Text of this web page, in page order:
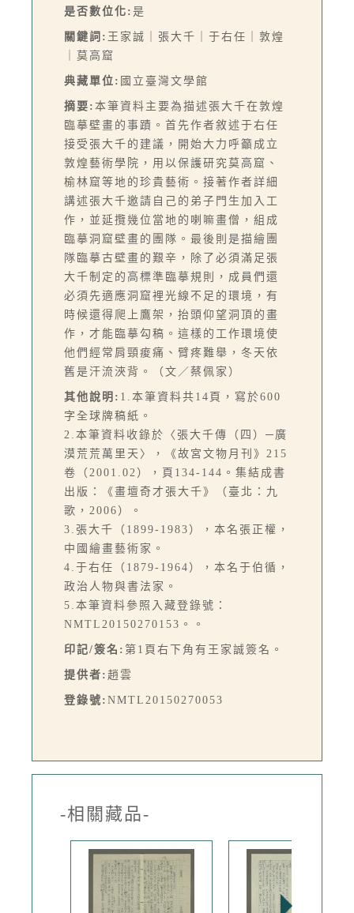
是否數位化: 是
關鍵詞: 王家誠｜張大千｜于右任｜敦煌
｜莫高窟
典藏單位: 國立臺灣文學館
摘要: 本筆資料主要為描述張大千在敦煌
臨摹壁畫的事蹟。首先作者敘述于右任
接受張大千的建議，開始大力呼籲成立
敦煌藝術學院，用以保護研究莫高窟、
榆林窟等地的珍貴藝術。接著作者詳細
講述張大千邀請自己的弟子門生加入工
作，並延攬幾位當地的喇嘛畫僧，組成
臨摹洞窟壁畫的團隊。最後則是描繪團
隊臨摹古壁畫的艱辛，除了必須滿足張
大千制定的高標準臨摹規則，成員們還
必須先適應洞窟裡光線不足的環境，有
時候還得爬上鷹架，抬頭仰望洞頂的畫
作，才能臨摹勾稿。這樣的工作環境使
他們經常肩頸痠痛、臂疼難舉，冬天依
舊是汗流浹背。（文／蔡佩家）
其他說明: 1.本筆資料共14頁，寫於600
字全球牌稿紙。
2.本筆資料收錄於〈張大千傳（四）─廣
漠荒荒萬里天〉，《故宮文物月刊》215
卷（2001.02），頁134-144。集結成書
出版：《畫壇奇才張大千》（臺北：九
歌，2006）。
3.張大千（1899-1983），本名張正權，
中國繪畫藝術家。
4.于右任（1879-1964），本名于伯循，
政治人物與書法家。
5.本筆資料參照入藏登錄號：
NMTL20150270153。。
印記/簽名: 第1頁右下角有王家誠簽名。
提供者: 趙雲
登錄號: NMTL20150270053
-相關藏品-